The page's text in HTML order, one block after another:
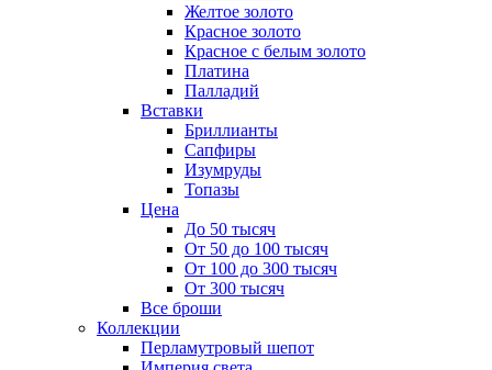
Желтое золото
Красное золото
Красное с белым золото
Платина
Палладий
Вставки
Бриллианты
Сапфиры
Изумруды
Топазы
Цена
До 50 тысяч
От 50 до 100 тысяч
От 100 до 300 тысяч
От 300 тысяч
Все броши
Коллекции
Перламутровый шепот